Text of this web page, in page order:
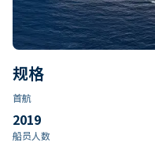
规格
首航
2019
船员人数